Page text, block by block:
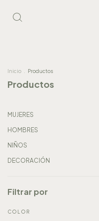
Inicio Productos
Productos
MUJERES
HOMBRES
NIÑOS
DECORACIÓN
Filtrar por
COLOR